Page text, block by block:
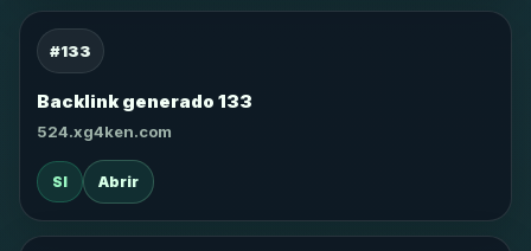
#133
Backlink generado 133
524.xg4ken.com
SI Abrir